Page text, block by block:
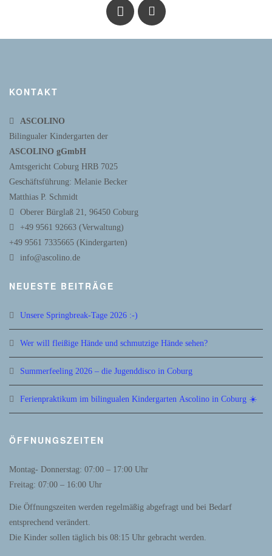
KONTAKT
ASCOLINO
Bilingualer Kindergarten der
ASCOLINO gGmbH
Amtsgericht Coburg HRB 7025
Geschäftsführung: Melanie Becker
Matthias P. Schmidt
Oberer Bürglaß 21, 96450 Coburg
+49 9561 92663 (Verwaltung)
+49 9561 7335665 (Kindergarten)
info@ascolino.de
NEUESTE BEITRÄGE
Unsere Springbreak-Tage 2026 :-)
Wer will fleißige Hände und schmutzige Hände sehen?
Summerfeeling 2026 – die Jugenddisco in Coburg
Ferienpraktikum im bilingualen Kindergarten Ascolino in Coburg ☀️
ÖFFNUNGSZEITEN
Montag- Donnerstag: 07:00 – 17:00 Uhr
Freitag: 07:00 – 16:00 Uhr
Die Öffnungszeiten werden regelmäßig abgefragt und bei Bedarf
entsprechend verändert.
Die Kinder sollen täglich bis 08:15 Uhr gebracht werden.